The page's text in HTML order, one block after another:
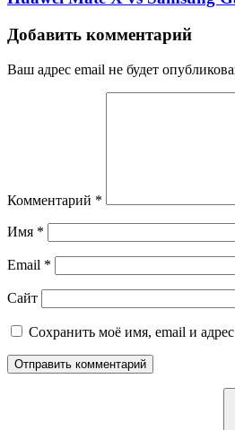
Добавить комментарий
Ваш адрес email не будет
Комментарий *
Имя *
Email *
Сайт
Сохранить моё имя, email и